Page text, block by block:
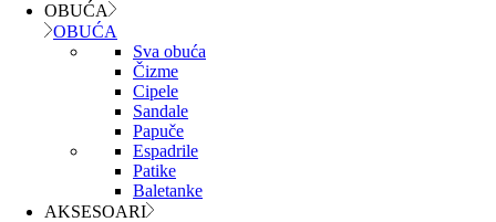
OBUĆA
OBUĆA
Sva obuća
Čizme
Cipele
Sandale
Papuče
Espadrile
Patike
Baletanke
AKSESOARI